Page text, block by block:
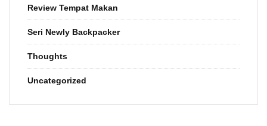
Review Tempat Makan
Seri Newly Backpacker
Thoughts
Uncategorized